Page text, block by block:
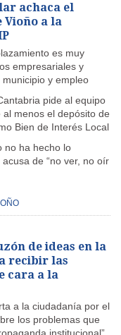
achaca el
Vioño a la
es muy
empresariales y
y empleo
pide al equipo
menos el depósito de
Bien de Interés Local
no ha hecho lo
de “no ver, no oír
de ideas en la
recibir las
cara a la
a la ciudadanía por el
los problemas que